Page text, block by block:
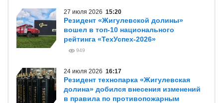
27 июля 2026 15:20
Резидент «Жигулевской долины»
вошел в топ-10 национального
рейтинга «ТехУспех-2026»
949
24 июля 2026 16:17
Резидент технопарка «Жигулевская
долина» добился внесения изменений
в правила по противопожарным